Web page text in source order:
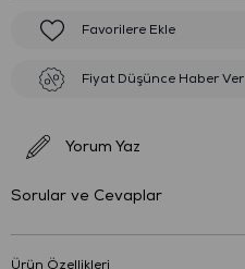
Favorilere Ekle
Fiyat Düşünce Haber Ver
Yorum Yaz
Sorular ve Cevaplar
Ürün Özellikleri